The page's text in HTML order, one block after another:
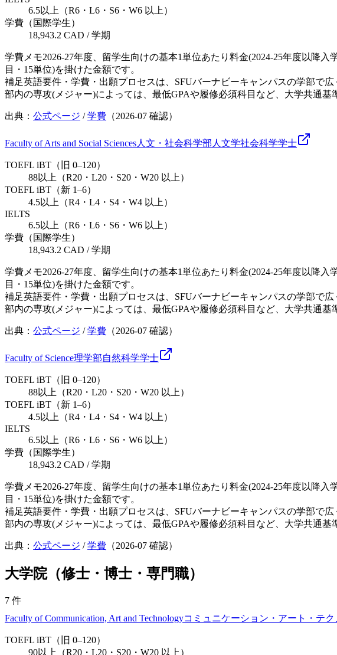
6.5以上（R6・L6・S6・W6 以上）
学費（国際学生）
18,943.2 CAD / 学期
学費メモ2026-27年度、留学生向けの基本1単位あたり料金(2024-25年度以降
目・15単位)を掛けた金額です。
補足英語要件・学費・出願プロセスは、SFUバーナビーキャンパスの学部で
部内の専攻(メジャー)によっては、最低GPAや履修必須科目など、大学共通基
出典： 公式ページ /学費 （2026-07 確認）
Faculty of Arts and Social Sciences人文・社会科学部 人文学社会科学学士
TOEFL iBT（旧 0–120）
88以上（R20・L20・S20・W20 以上）
TOEFL iBT（新 1–6）
4.5以上（R4・L4・S4・W4 以上）
IELTS
6.5以上（R6・L6・S6・W6 以上）
学費（国際学生）
18,943.2 CAD / 学期
学費メモ2026-27年度、留学生向けの基本1単位あたり料金(2024-25年度以降
目・15単位)を掛けた金額です。
補足英語要件・学費・出願プロセスは、SFUバーナビーキャンパスの学部で
部内の専攻(メジャー)によっては、最低GPAや履修必須科目など、大学共通基
出典： 公式ページ /学費 （2026-07 確認）
Faculty of Science理学部自然科学学士
TOEFL iBT（旧 0–120）
88以上（R20・L20・S20・W20 以上）
TOEFL iBT（新 1–6）
4.5以上（R4・L4・S4・W4 以上）
IELTS
6.5以上（R6・L6・S6・W6 以上）
学費（国際学生）
18,943.2 CAD / 学期
学費メモ2026-27年度、留学生向けの基本1単位あたり料金(2024-25年度以降
目・15単位)を掛けた金額です。
補足英語要件・学費・出願プロセスは、SFUバーナビーキャンパスの学部で
部内の専攻(メジャー)によっては、最低GPAや履修必須科目など、大学共通基
出典： 公式ページ /学費 （2026-07 確認）
大学院（修士・博士・専門職）
7 件
Faculty of Communication, Art and Technologyコミュニケーション・アート・テ
TOEFL iBT（旧 0–120）
90以上（R20・L20・S20・W20 以上）